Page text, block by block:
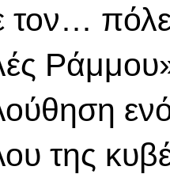
τον…
της